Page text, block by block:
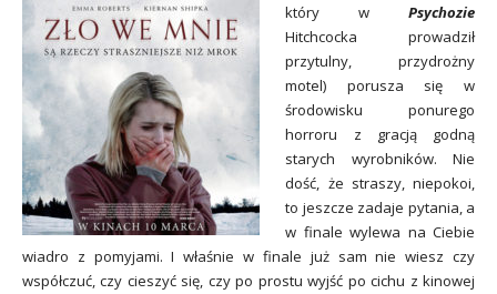
który w Psychozie
Hitchcocka prowadził
przytulny, przydrożny
motel) porusza się w
środowisku ponurego
horroru z gracją godną
starych wyrobników. Nie
dość, że straszy, niepokoi,
to jeszcze zadaje pytania, a
w finale wylewa na Ciebie
wiadro z pomyjami. I właśnie w finale już sam nie wiesz czy
współczuć, czy cieszyć się, czy po prostu wyjść po cichu z kinowej